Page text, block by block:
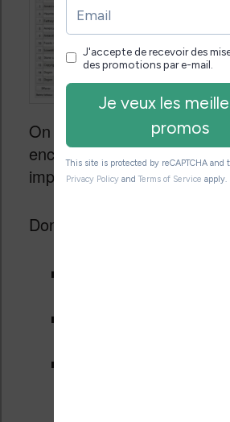
On a aussi différents boutons
encadré sur la capture
importantes.
Donc, voici ce que vous
Sélectionner le